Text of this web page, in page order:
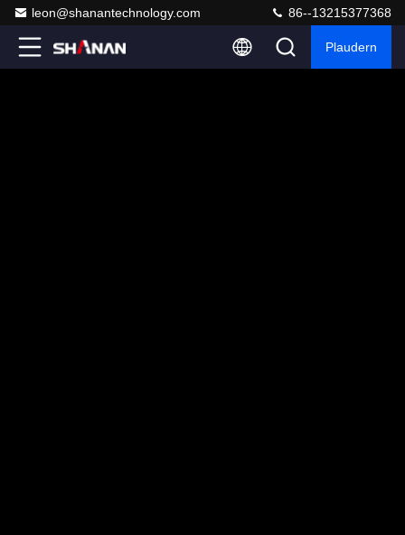
leon@shanantechnology.com 86--13215377368
Plaudern